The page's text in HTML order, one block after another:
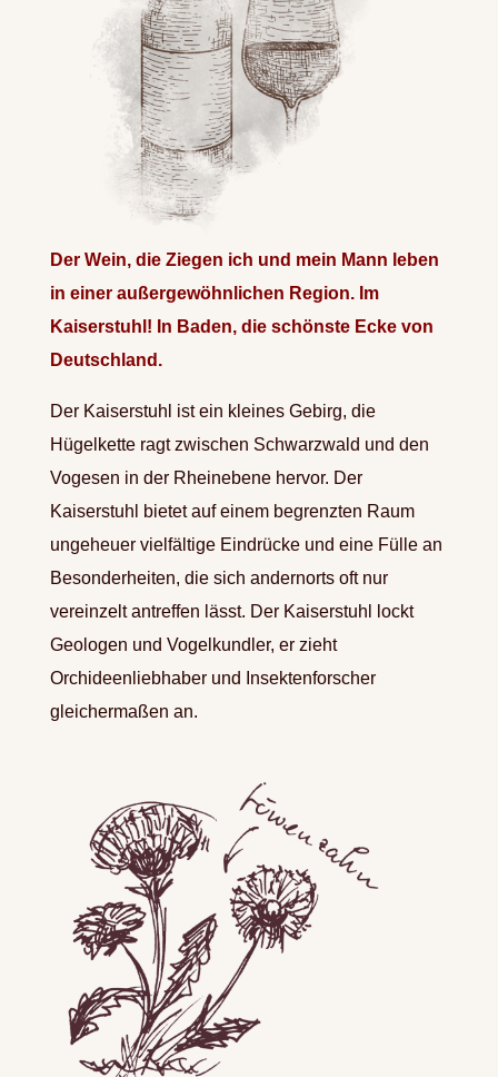
Der Wein, die Ziegen ich und mein Mann leben
in einer außergewöhnlichen Region. Im
Kaiserstuhl! In Baden, die schönste Ecke von
Deutschland.
Der Kaiserstuhl ist ein kleines Gebirg, die
Hügelkette ragt zwischen Schwarzwald und den
Vogesen in der Rheinebene hervor. Der
Kaiserstuhl bietet auf einem begrenzten Raum
ungeheuer vielfältige Eindrücke und eine Fülle an
Besonderheiten, die sich andernorts oft nur
vereinzelt antreffen lässt. Der Kaiserstuhl lockt
Geologen und Vogelkundler, er zieht
Orchideenliebhaber und Insektenforscher
gleichermaßen an.